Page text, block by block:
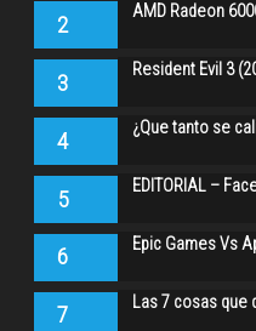
2 AMD Radeon
3 Resident Evil 3
4 ¿Que tanto se
5 EDITORIAL –
6 Epic Games Vs
7 Las 7 cosas que